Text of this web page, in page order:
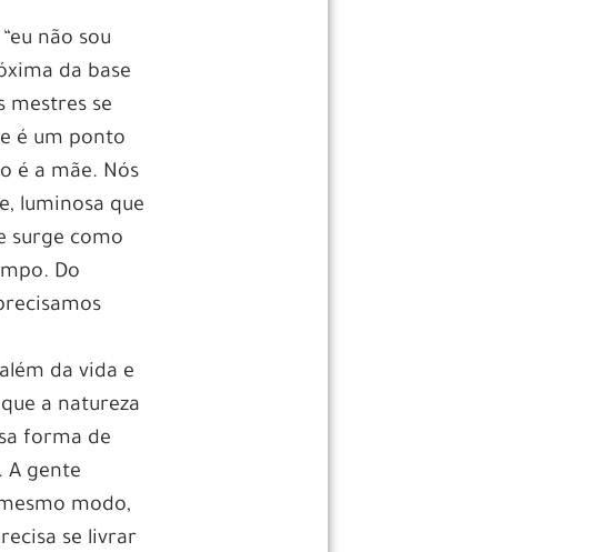
não sou
da base
mestres se
é um ponto
é a mãe. Nós
luminosa que
surge como
Do
da vida e
a natureza
forma de
A gente
modo,
se livrar